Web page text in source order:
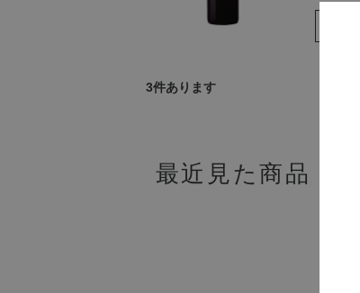
3件あります
最近見た商品